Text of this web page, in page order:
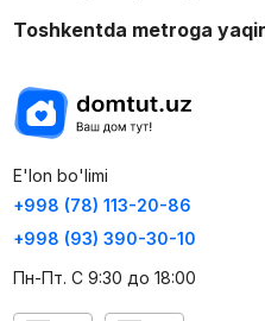
Toshkentda metroga
E'lon bo'limi
+998 (78) 113-20-86
+998 (93) 390-30-10
Пн-Пт. С 9:30 до 18:00